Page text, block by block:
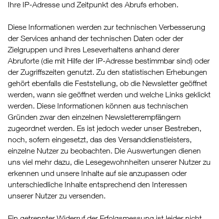
Ihre IP-Adresse und Zeitpunkt des Abrufs erhoben.
Diese Informationen werden zur technischen Verbesserung
der Services anhand der technischen Daten oder der
Zielgruppen und ihres Leseverhaltens anhand derer
Abruforte (die mit Hilfe der IP-Adresse bestimmbar sind) oder
der Zugriffszeiten genutzt. Zu den statistischen Erhebungen
gehört ebenfalls die Feststellung, ob die Newsletter geöffnet
werden, wann sie geöffnet werden und welche Links geklickt
werden. Diese Informationen können aus technischen
Gründen zwar den einzelnen Newsletterempfängern
zugeordnet werden. Es ist jedoch weder unser Bestreben,
noch, sofern eingesetzt, das des Versanddienstleisters,
einzelne Nutzer zu beobachten. Die Auswertungen dienen
uns viel mehr dazu, die Lesegewohnheiten unserer Nutzer zu
erkennen und unsere Inhalte auf sie anzupassen oder
unterschiedliche Inhalte entsprechend den Interessen
unserer Nutzer zu versenden.